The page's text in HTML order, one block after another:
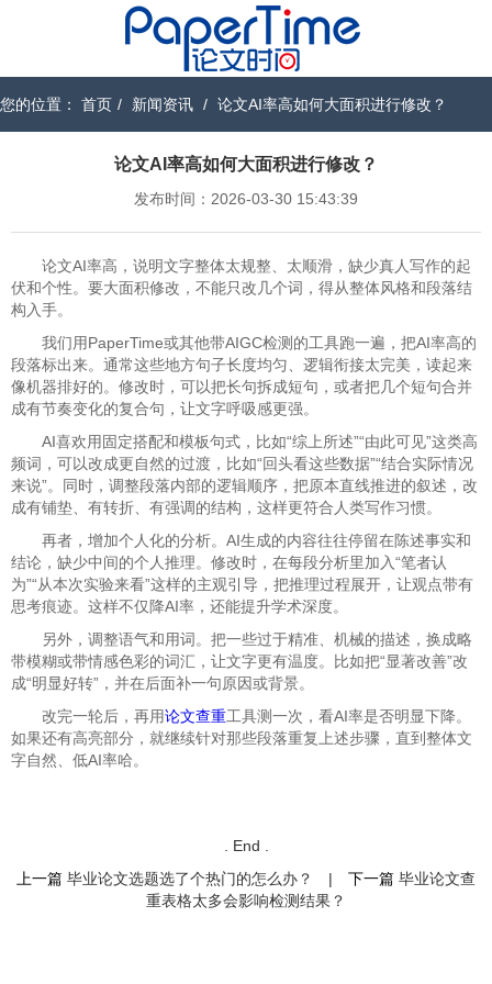
您的位置： 首页 / 新闻资讯 / 论文AI率高如何大面积进行修改？
论文AI率高如何大面积进行修改？
发布时间：2026-03-30 15:43:39
论文AI率高，说明文字整体太规整、太顺滑，缺少真人写作的起
伏和个性。要大面积修改，不能只改几个词，得从整体风格和段落结
构入手。
我们用PaperTime或其他带AIGC检测的工具跑一遍，把AI率高的
段落标出来。通常这些地方句子长度均匀、逻辑衔接太完美，读起来
像机器排好的。修改时，可以把长句拆成短句，或者把几个短句合并
成有节奏变化的复合句，让文字呼吸感更强。
AI喜欢用固定搭配和模板句式，比如“综上所述”“由此可见”这类高
频词，可以改成更自然的过渡，比如“回头看这些数据”“结合实际情况
来说”。同时，调整段落内部的逻辑顺序，把原本直线推进的叙述，改
成有铺垫、有转折、有强调的结构，这样更符合人类写作习惯。
再者，增加个人化的分析。AI生成的内容往往停留在陈述事实和
结论，缺少中间的个人推理。修改时，在每段分析里加入“笔者认
为”“从本次实验来看”这样的主观引导，把推理过程展开，让观点带有
思考痕迹。这样不仅降AI率，还能提升学术深度。
另外，调整语气和用词。把一些过于精准、机械的描述，换成略
带模糊或带情感色彩的词汇，让文字更有温度。比如把“显著改善”改
成“明显好转”，并在后面补一句原因或背景。
改完一轮后，再用论文查重工具测一次，看AI率是否明显下降。
如果还有高亮部分，就继续针对那些段落重复上述步骤，直到整体文
字自然、低AI率哈。
. End .
上一篇 毕业论文选题选了个热门的怎么办？ | 下一篇 毕业论文查
重表格太多会影响检测结果？